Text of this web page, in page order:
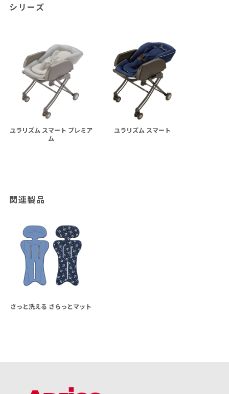
シリーズ
ユラリズム スマート プレミア
ム
ユラリズム スマート
関連製品
さっと洗える さらっとマット